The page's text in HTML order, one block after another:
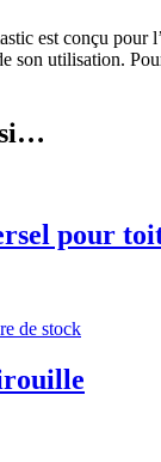
est conçu pour
son utilisation.
pour
de stock